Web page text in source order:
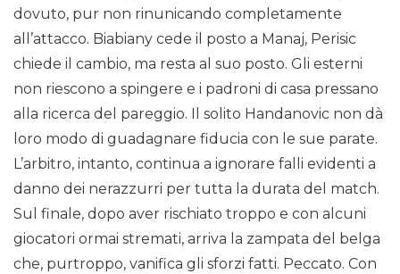
dovuto, pur non rinunicando completamente
all’attacco. Biabiany cede il posto a Manaj, Perisic
chiede il cambio, ma resta al suo posto. Gli esterni
non riescono a spingere e i padroni di casa pressano
alla ricerca del pareggio. Il solito Handanovic non dà
loro modo di guadagnare fiducia con le sue parate.
L’arbitro, intanto, continua a ignorare falli evidenti a
danno dei nerazzurri per tutta la durata del match.
Sul finale, dopo aver rischiato troppo e con alcuni
giocatori ormai stremati, arriva la zampata del belga
che, purtroppo, vanifica gli sforzi fatti. Peccato. Con